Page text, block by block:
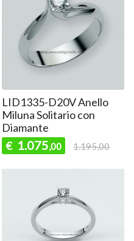
LID1335-D20V Anello
Miluna Solitario con
Diamante
€ 1.075,00 1.195,00